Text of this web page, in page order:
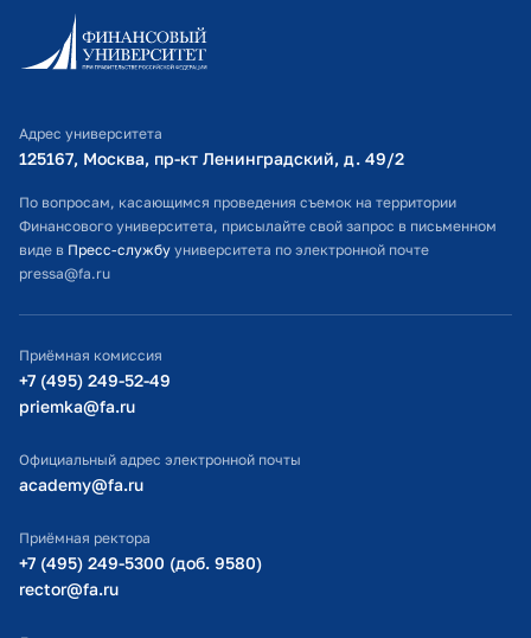
Информационно-образовательный портал
Личный кабинет поступающего
Оплата обучения
Расписание занятий
Студенческий офис
Официальный адрес электронной почты
Министерство просвещения РФ
Министерство науки и высшего образования РФ
Адрес университета
125167, Москва, пр-кт Ленинградский, д. 49/2​
По вопросам, касающимся проведения съемок на территории
Финансового университета, присылайте свой запрос в письменном
виде в Пресс-службу университета по электронной почте
pressa@fa.ru
Приёмная комиссия
+7 (495) 249-52-49
priemka@fa.ru
Официальный адрес электронной почты
academy@fa.ru
Приёмная ректора
+7 (495) 249-5300 (доб. 9580)
rector@fa.ru